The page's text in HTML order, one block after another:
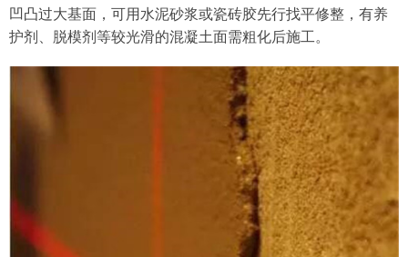
凹凸过大基面，可用水泥砂浆或瓷砖胶先行找平修整，有养
护剂、脱模剂等较光滑的混凝土面需粗化后施工。